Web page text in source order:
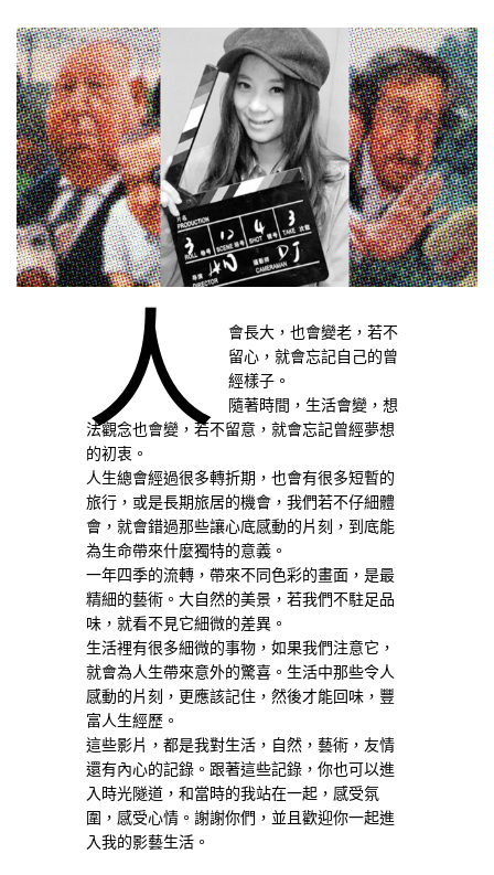
人
會長大，也會變老，若不
留心，就會忘記自己的曾
經樣子。
隨著時間，生活會變，想
法觀念也會變，若不留意，就會忘記曾經夢想
的初衷。
人生總會經過很多轉折期，也會有很多短暫的
旅行，或是長期旅居的機會，我們若不仔細體
會，就會錯過那些讓心底感動的片刻，到底能
為生命帶來什麼獨特的意義。
一年四季的流轉，帶來不同色彩的畫面，是最
精細的藝術。大自然的美景，若我們不駐足品
味，就看不見它細微的差異。
生活裡有很多細微的事物，如果我們注意它，
就會為人生帶來意外的驚喜。生活中那些令人
感動的片刻，更應該記住，然後才能回味，豐
富人生經歷。
這些影片，都是我對生活，自然，藝術，友情
還有內心的記錄。跟著這些記錄，你也可以進
入時光隧道，和當時的我站在一起，感受氛
圍，感受心情。謝謝你們，並且歡迎你一起進
入我的影藝生活。